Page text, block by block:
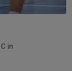
in